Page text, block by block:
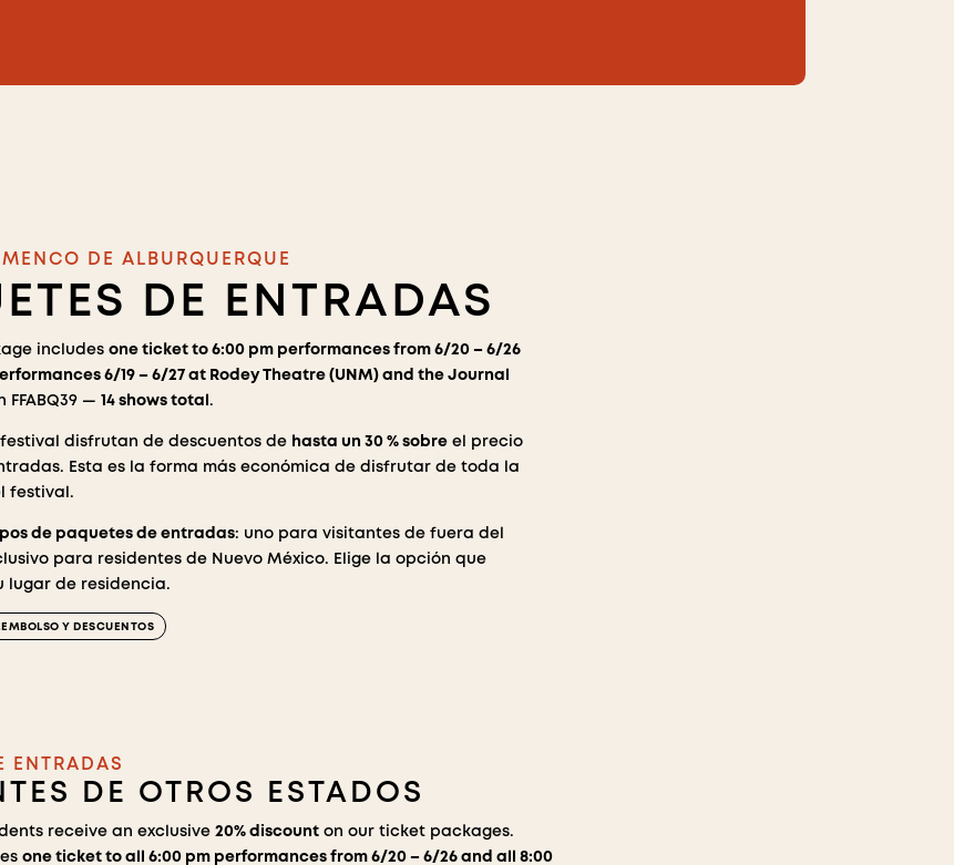
DE ALBURQUERQUE
DE ENTRADAS
includes one ticket to 6:00 pm performances from 6/20 – 6/26
6/19 – 6/27 at Rodey Theatre (UNM) and the Journal
FFABQ39 — 14 shows total .
festival disfrutan de descuentos de hasta un 30 % sobreel precio
Esta es la forma más económica de disfrutar de toda la
festival.
de paquetes de entradas: uno para visitantes de fuera del
para residentes de Nuevo México. Elige la opción que
lugar de residencia.
Y DESCUENTOS
ENTRADAS
DE OTROS ESTADOS
receive an exclusive 20% discounton our ticket packages.
one ticket to all 6:00 pm performances from 6/20 – 6/26 and all 8:00